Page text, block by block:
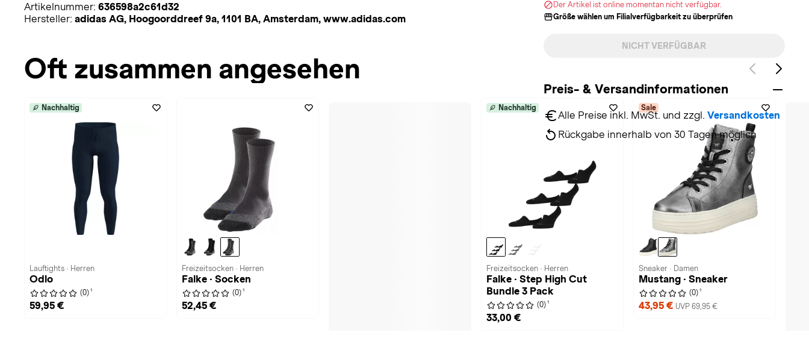
Der Artikel ist online momentan nicht verfügbar.
Größe wählen um Filialverfügbarkeit zu überprüfen
NICHT VERFÜGBAR
Preis- & Versandinformationen
Alle Preise inkl. MwSt. und zzgl. Versandkosten
Rückgabe innerhalb von 30 Tagen möglich
Artikelnummer: 636598a2c61d32
Hersteller: adidas AG, Hoogoorddreef 9a, 1101 BA, Amsterdam, www.adidas.com
Oft zusammen angesehen
Nachhaltig
Lauftights · Herren
Odlo
(0) 1
59,95 €
Freizeitsocken · Herren
Falke · Socken
(0) 1
52,45 €
Nachhaltig
Freizeitsocken · Herren
Falke · Step High Cut
Bundle 3 Pack
(0) 1
33,00 €
Sale
Sneaker · Damen
Mustang · Sneaker
(0) 1
43,95 € UVP 69,95 €